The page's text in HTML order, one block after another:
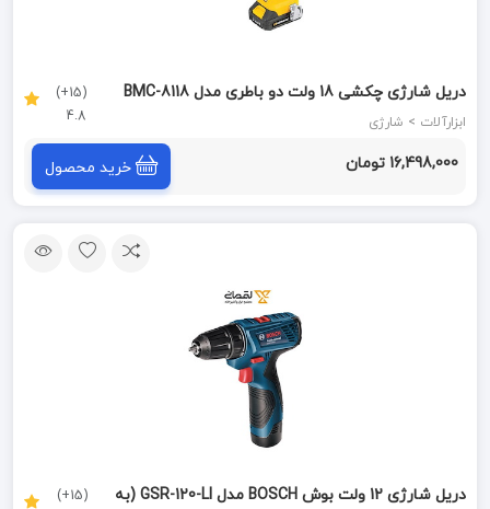
دریل شارژی چکشی 18 ولت دو باطری مدل BMC-8118
کنزاکس KENZAX
ابزارآلات > شارژی
(15+)
4.8
16,498,000 تومان خرید محصول
دریل شارژی 12 ولت بوش BOSCH مدل GSR-120-LI (به
(15+)